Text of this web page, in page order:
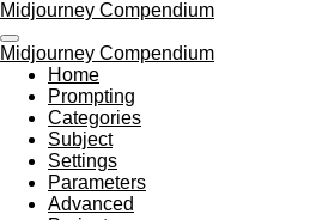
Zum
Hauptinhalt
springen
Midjourney Compendium
Midjourney Compendium
Home
Prompting
Categories
Subject
Settings
Parameters
Advanced